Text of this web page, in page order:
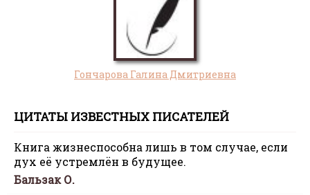
Гончарова Галина Дмитриевна
ЦИТАТЫ ИЗВЕСТНЫХ ПИСАТЕЛЕЙ
Книга жизнеспособна лишь в том случае, если
дух её устремлён в будущее.
Бальзак О.